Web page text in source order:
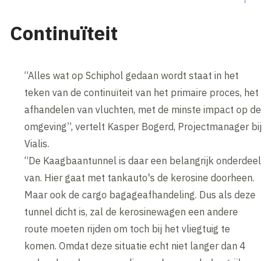
Continuïteit
“Alles wat op Schiphol gedaan wordt staat in het
teken van de continuïteit van het primaire proces, het
afhandelen van vluchten, met de minste impact op de
omgeving”, vertelt Kasper Bogerd, Projectmanager bij
Vialis.
“De Kaagbaantunnel is daar een belangrijk onderdeel
van. Hier gaat met tankauto's de kerosine doorheen.
Maar ook de cargo bagageafhandeling. Dus als deze
tunnel dicht is, zal de kerosinewagen een andere
route moeten rijden om toch bij het vliegtuig te
komen. Omdat deze situatie echt niet langer dan 4